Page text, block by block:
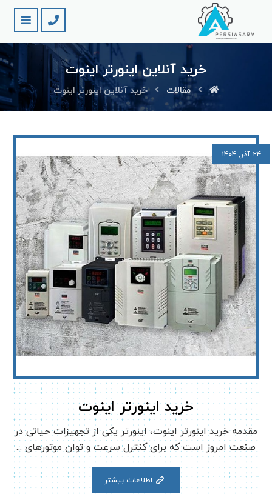
خرید آنلاین اینورتر اینوت
مقالات خرید آنلاین اینورتر اینوت
خرید اینورتر اینوت
۲۴ آذر, ۱۴۰۴
مقدمه خرید اینورتر اینوت، اینورتر یکی از تجهیزات حیاتی در
صنعت امروز است که برای کنترل سرعت و توان موتورهای ...
اطلاعات بیشتر